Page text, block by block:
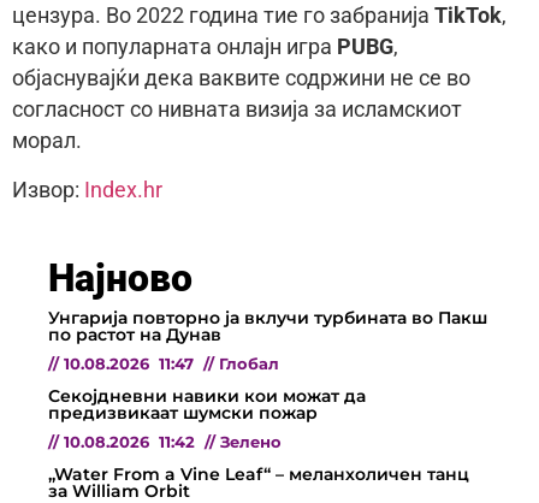
цензура. Во 2022 година тие го забранија TikTok,
како и популарната онлајн игра PUBG,
објаснувајќи дека ваквите содржини не се во
согласност со нивната визија за исламскиот
морал.
Извор: Index.hr
Најново
Унгарија повторно ја вклучи турбината во Пакш
по растот на Дунав
// 10.08.2026 11:47 // Глобал
Секојдневни навики кои можат да
предизвикаат шумски пожар
// 10.08.2026 11:42 // Зелено
„Water From a Vine Leaf“ – меланхоличен танц
за William Orbit